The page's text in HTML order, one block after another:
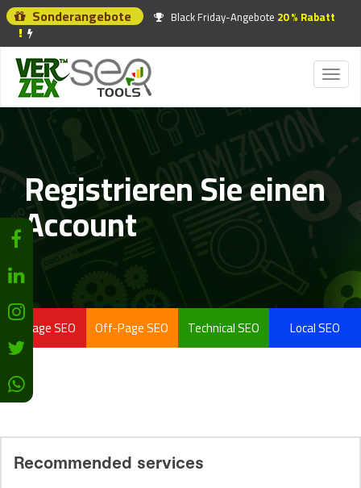
Sonderangebote Black Friday-Angebote 20 % Rabatt
Toggle
Registrieren Sie einen
Account
On-Page SEO Off-Page SEO Technical SEO Local SEO